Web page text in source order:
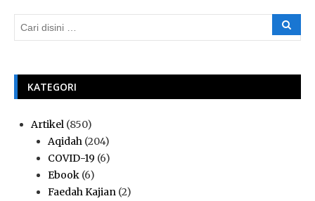
KATEGORI
Artikel (850)
Aqidah (204)
COVID-19 (6)
Ebook (6)
Faedah Kajian (2)